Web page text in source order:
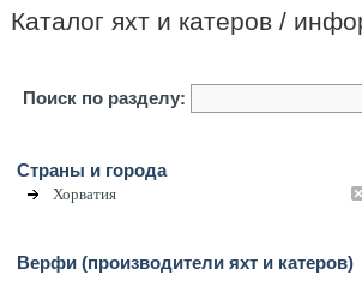
Каталог яхт и катеров /
Поиск по разделу:
Страны и города
Хорватия
Верфи (производители яхт и катеров)